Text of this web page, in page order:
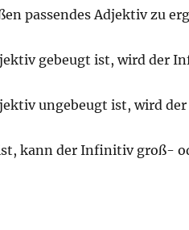
passendes Adjektiv zu
gebeugt ist, wird der
ungebeugt ist, wird
kann der Infinitiv groß-